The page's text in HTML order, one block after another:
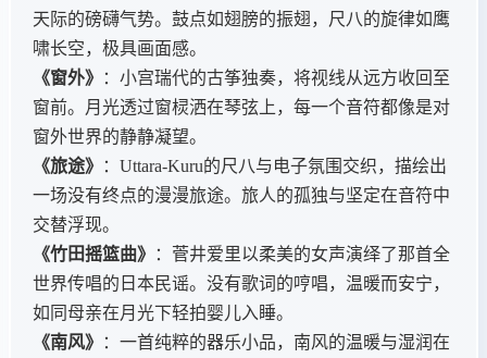
天际的磅礴气势。鼓点如翅膀的振翅，尺八的旋律如鹰
啸长空，极具画面感。
《窗外》
：小宫瑞代的古筝独奏，将视线从远方收回至
窗前。月光透过窗棂洒在琴弦上，每一个音符都像是对
窗外世界的静静凝望。
《旅途》
：Uttara-Kuru的尺八与电子氛围交织，描绘出
一场没有终点的漫漫旅途。旅人的孤独与坚定在音符中
交替浮现。
《竹田摇篮曲》
：菅井爱里以柔美的女声演绎了那首全
世界传唱的日本民谣。没有歌词的哼唱，温暖而安宁，
如同母亲在月光下轻拍婴儿入睡。
《南风》
：一首纯粹的器乐小品，南风的温暖与湿润在